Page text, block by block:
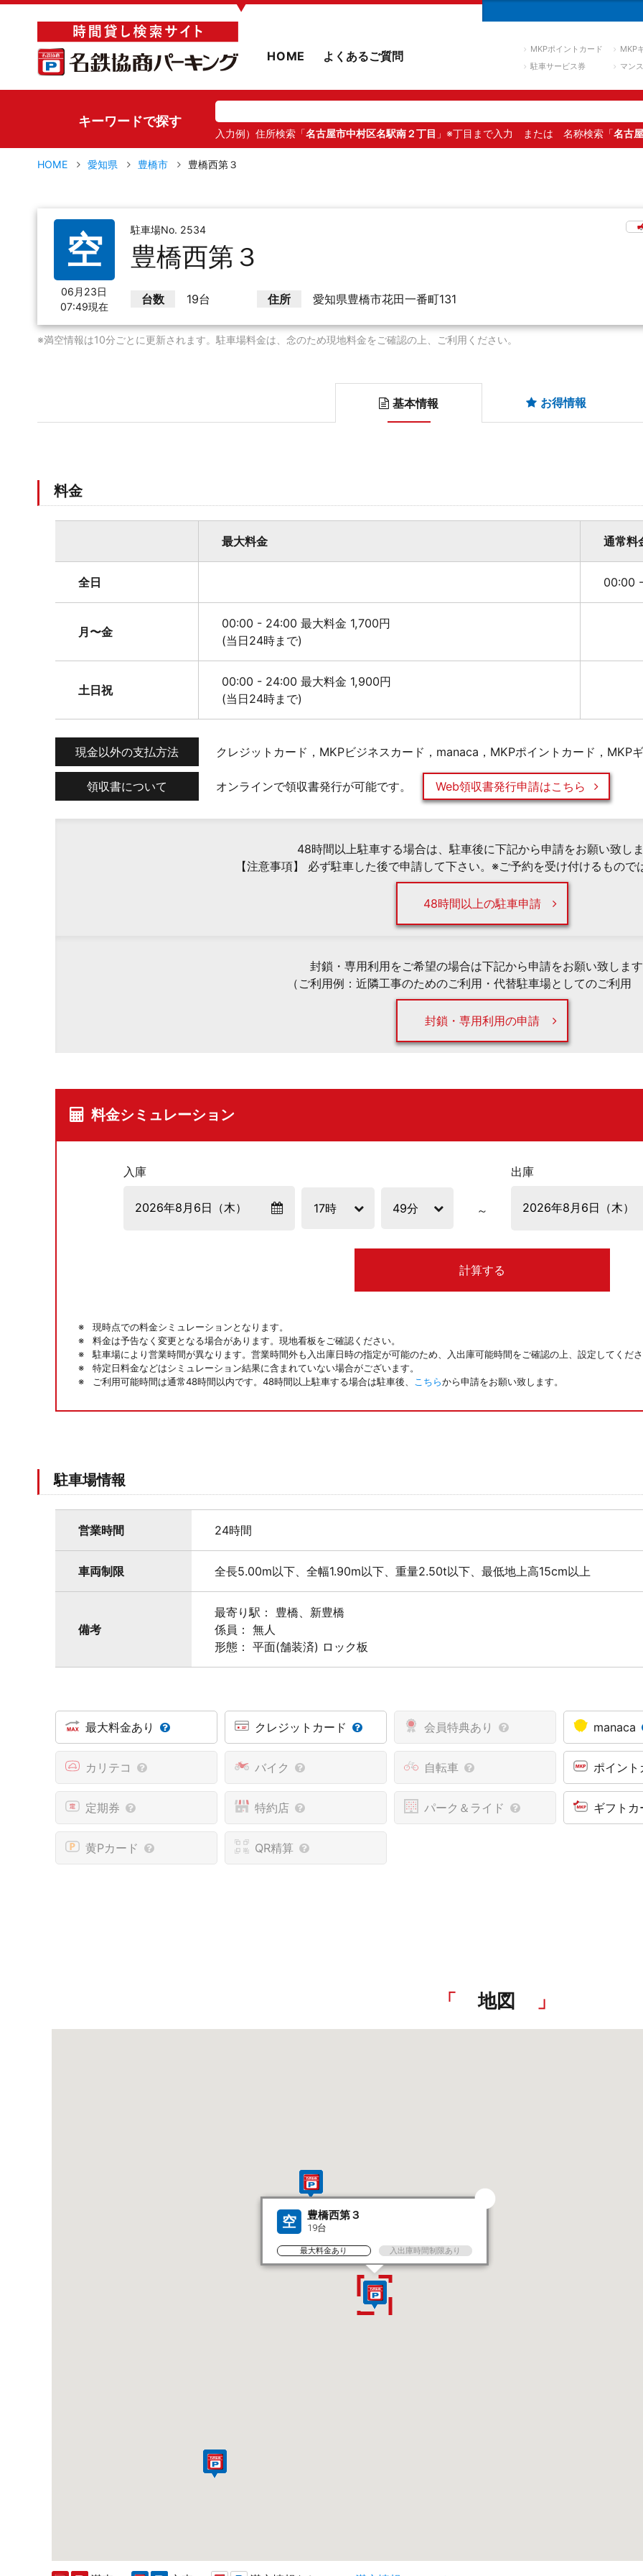
▼
HOME よくあるご質問 MKPポイントカード
MKP
駐車サービス券
マン
キーワードで探す
入力例）住所検索「名古屋市中村区名駅南２丁目 」※丁目まで入力 または 名称検索「名古
HOME 愛知県 豊橋市 豊橋西第３
空
06月23日
07:49現在
駐車場No. 2534
豊橋西第３
台数 19台 住所 愛知県豊橋市花田一番町131
※満空情報は10分ごとに更新されます。駐車場料金は、念のため現地料金をご確認の上、ご利用ください。
基本情報 お得情報
料金
最大料金 通常料
全日 00:00
月〜金
00:00 - 24:00 最大料金 1,700円
(当日24時まで)
土日祝
00:00 - 24:00 最大料金 1,900円
(当日24時まで)
現金以外の支払方法 クレジットカード，MKPビジネスカード，manaca，MKPポイントカード，MKP
領収書について オンラインで領収書発行が可能です。 Web領収書発行申請はこちら
48時間以上駐車する場合は、駐車後に下記から申請をお願い致し
【注意事項】 必ず駐車した後で申請して下さい。※ご予約を受け付けるもので
48時間以上の駐車申請
封鎖・専用利用をご希望の場合は下記から申請をお願い致しま
（ご利用例：近隣工事のためのご利用・代替駐車場としてのご利用
封鎖・専用利用の申請
料金シミュレーション
入庫 出庫
計算する
現時点での料金シミュレーションとなります。
料金は予告なく変更となる場合があります。現地看板をご確認ください。
駐車場により営業時間が異なります。営業時間外も入出庫日時の指定が可能のため、入出庫可能時間をご確認の上、設定してくだ
特定日料金などはシミュレーション結果に含まれていない場合がございます。
ご利用可能時間は通常48時間以内です。48時間以上駐車する場合は駐車後、
こちらから申請をお願い致します。
駐車場情報
営業時間 24時間
車両制限 全長5.00m以下、全幅1.90m以下、重量2.50t以下、最低地上高15cm以上
備考
最寄り駅： 豊橋、新豊橋
係員： 無人
形態： 平面(舗装済) ロック板
最大料金あり クレジットカード 会員特典あり manaca
カリテコ バイク 自転車 ポイン
定期券 特約店 パーク＆ライド ギフト
黄Pカード QR精算
地図
空 豊橋西第３
19台
最大料金あり 入出庫時間制限あり